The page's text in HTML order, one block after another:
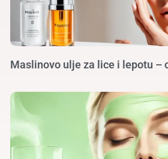
Maslinovo ulje za lice i lepotu –